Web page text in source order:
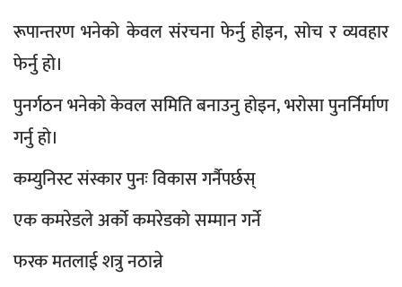
रूपान्तरण भनेको केवल संरचना फेर्नु होइन, सोच र व्यवहार
फेर्नु हो।
पुनर्गठन भनेको केवल समिति बनाउनु होइन, भरोसा पुनर्निर्माण
गर्नु हो।
कम्युनिस्ट संस्कार पुनः विकास गर्नैपर्छस्
एक कमरेडले अर्को कमरेडको सम्मान गर्ने
फरक मतलाई शत्रु नठान्ने